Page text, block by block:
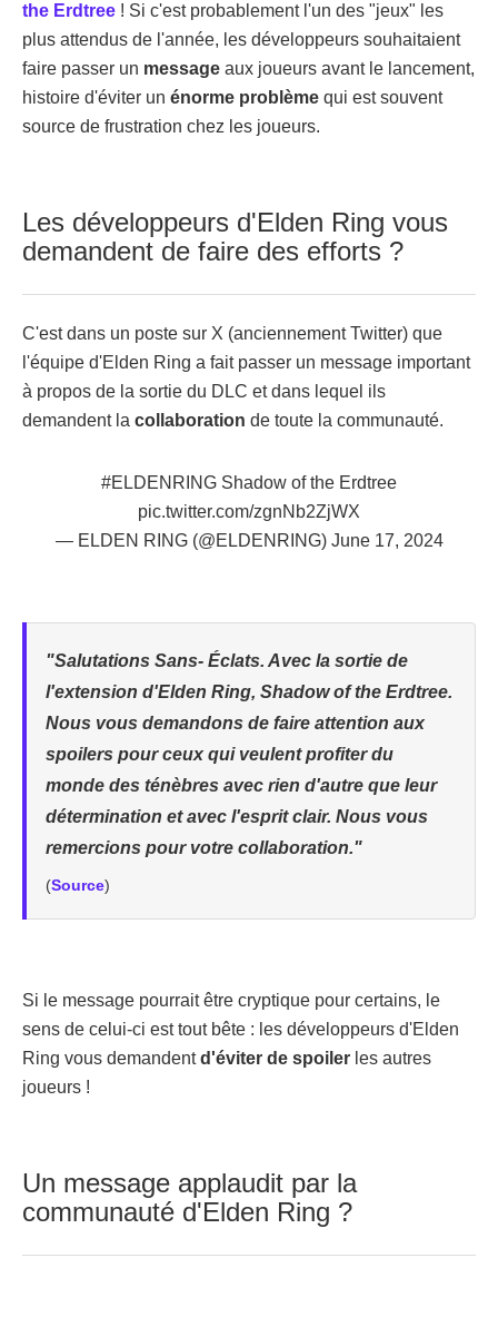
the Erdtree ! Si c'est probablement l'un des "jeux" les
plus attendus de l'année, les développeurs souhaitaient
faire passer un message aux joueurs avant le lancement,
histoire d'éviter un énorme problème qui est souvent
source de frustration chez les joueurs.
Les développeurs d'Elden Ring vous
demandent de faire des efforts ?
C'est dans un poste sur X (anciennement Twitter) que
l'équipe d'Elden Ring a fait passer un message important
à propos de la sortie du DLC et dans lequel ils
demandent la collaboration de toute la communauté.
#ELDENRING Shadow of the Erdtree
pic.twitter.com/zgnNb2ZjWX
— ELDEN RING (@ELDENRING) June 17, 2024
"Salutations Sans- Éclats. Avec la sortie de
l'extension d'Elden Ring, Shadow of the Erdtree.
Nous vous demandons de faire attention aux
spoilers pour ceux qui veulent profiter du
monde des ténèbres avec rien d'autre que leur
détermination et avec l'esprit clair. Nous vous
remercions pour votre collaboration."
(Source)
Si le message pourrait être cryptique pour certains, le
sens de celui-ci est tout bête : les développeurs d'Elden
Ring vous demandentd'éviter de spoiler les autres
joueurs !
Un message applaudit par la
communauté d'Elden Ring ?